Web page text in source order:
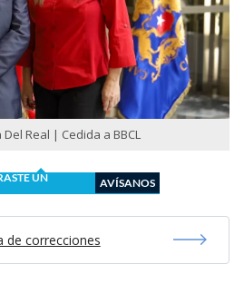
Real | Cedida a BBCL
UN
AVÍSANOS
de correcciones